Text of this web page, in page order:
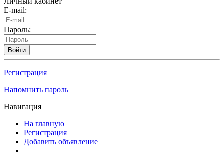
E-mail:
Пароль:
Войти
Регистрация
Напомнить пароль
Навигация
На главную
Регистрация
Добавить объявление